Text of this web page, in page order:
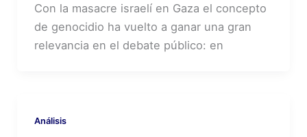
Con la masacre israelí en Gaza el concepto
de genocidio ha vuelto a ganar una gran
relevancia en el debate público: en
Análisis